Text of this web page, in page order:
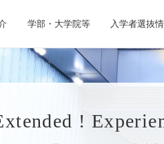
学部・大学院等 入学者選抜
!